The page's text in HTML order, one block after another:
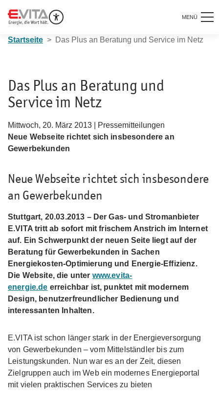
MENÜ
Startseite Das Plus an Beratung und Service im Netz
Das Plus an Beratung und
Service im Netz
Mittwoch, 20. März 2013 | Pressemitteilungen
Neue Webseite richtet sich insbesondere an
Gewerbekunden
Neue Webseite richtet sich insbesondere
an Gewerbekunden
Stuttgart, 20.03.2013 – Der Gas- und Stromanbieter
E.VITA tritt ab sofort mit frischem Anstrich im Internet
auf. Ein Schwerpunkt der neuen Seite liegt auf der
Beratung für Gewerbekunden in Sachen
Energiekosten-Optimierung und Energie-Effizienz.
Die Website, die unter www.evita-
energie.de erreichbar ist, punktet mit modernem
Design, benutzerfreundlicher Bedienung und
interessanten Inhalten.
E.VITA ist schon länger stark in der Energieversorgung
von Gewerbekunden – vom Mittelständler bis zum
Leistungskunden. Nun war es an der Zeit, diesen
Zielgruppen auch im Web ein modernes Energieportal
mit vielen praktischen Services zu bieten